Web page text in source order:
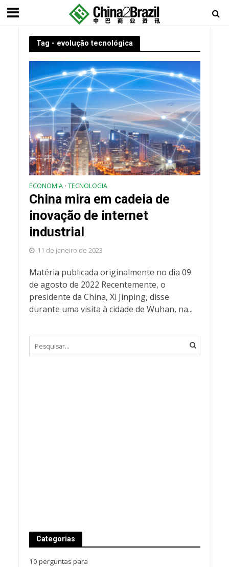
Tag - evolução tecnológica
ECONOMIA • TECNOLOGIA
China mira em cadeia de
inovação de internet
industrial
11 de janeiro de 2023
Matéria publicada originalmente no dia 09
de agosto de 2022 Recentemente, o
presidente da China, Xi Jinping, disse
durante uma visita à cidade de Wuhan, na...
Categorias
10 perguntas para